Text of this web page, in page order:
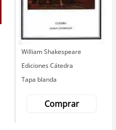
Autor
William Shakespeare
Editorial
Ediciones Cátedra
Tapa blanda
Comprar